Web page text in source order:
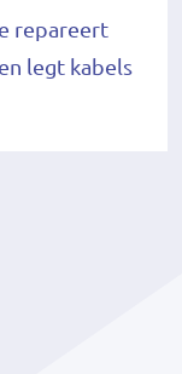
repareert
legt kabels